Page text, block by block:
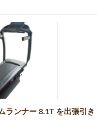
ランナー 8.1T を出張引き